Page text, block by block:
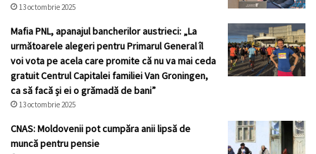
13 octombrie 2025
Mafia PNL, apanajul bancherilor austrieci: „La
următoarele alegeri pentru Primarul General îl
voi vota pe acela care promite că nu va mai ceda
gratuit Centrul Capitalei familiei Van Groningen,
ca să facă și ei o grămadă de bani”
13 octombrie 2025
CNAS: Moldovenii pot cumpăra anii lipsă de
muncă pentru pensie